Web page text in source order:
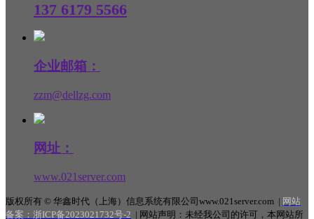
137 6179 5566
企业邮箱：
zzm@dellzg.com
网址：
www.021server.com
版权所有 © 华鑫时代（上海）信息系统有限公司www.021server.com | 网站
备案： 浙ICP备2023021732号-2 | 网站声明：未经我公司的许可，本网站所